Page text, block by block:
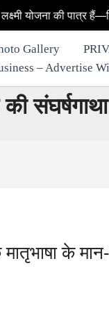
हैं—विवाहित,
Gallery
– Advertise
संघर्षगाथा
के